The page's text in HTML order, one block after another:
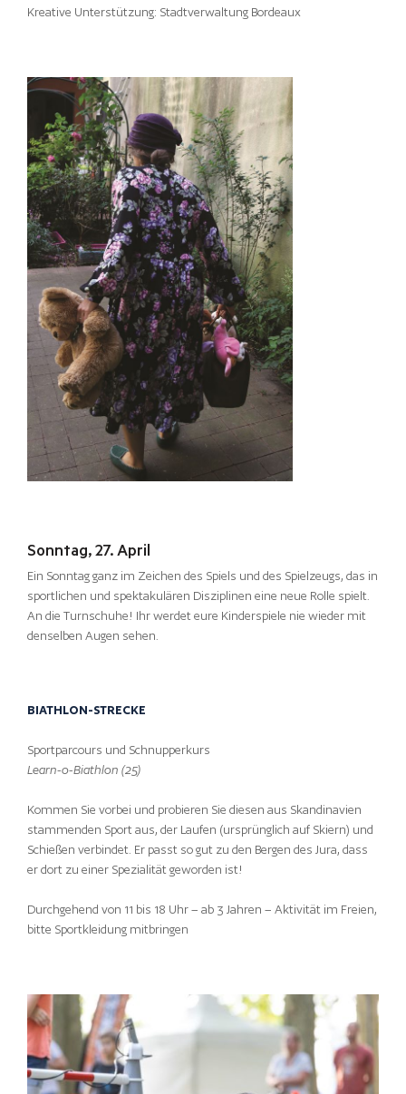
Kreative Unterstützung: Stadtverwaltung Bordeaux
Sonntag, 27. April
Ein Sonntag ganz im Zeichen des Spiels und des Spielzeugs, das in
sportlichen und spektakulären Disziplinen eine neue Rolle spielt.
An die Turnschuhe! Ihr werdet eure Kinderspiele nie wieder mit
denselben Augen sehen.
BIATHLON-STRECKE
Sportparcours und Schnupperkurs
Learn-o-Biathlon (25)
Kommen Sie vorbei und probieren Sie diesen aus Skandinavien
stammenden Sport aus, der Laufen (ursprünglich auf Skiern) und
Schießen verbindet. Er passt so gut zu den Bergen des Jura, dass
er dort zu einer Spezialität geworden ist!
Durchgehend von 11 bis 18 Uhr – ab 3 Jahren – Aktivität im Freien,
bitte Sportkleidung mitbringen